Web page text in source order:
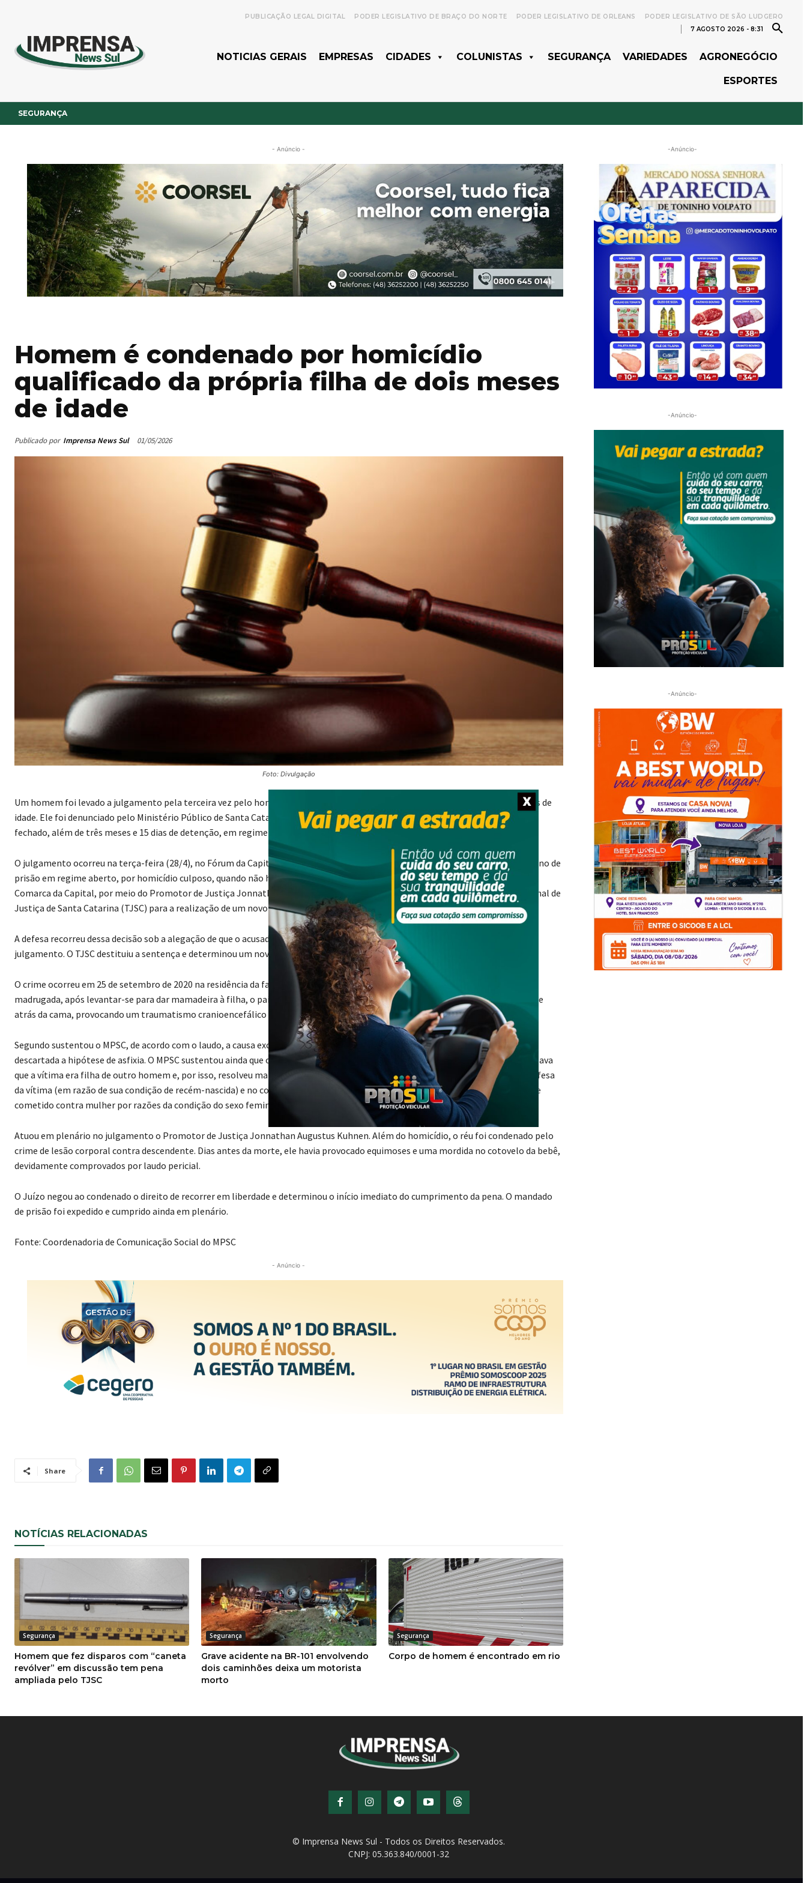
PUBLICAÇÃO LEGAL DIGITAL PODER LEGISLATIVO DE BRAÇO DO NORTE PODER LEGISLATIVO DE ORLEANS
PODER LEGISLATIVO DE SÃO LUDGERO
7 AGOSTO 2026 - 8:31
NOTICIAS GERAIS EMPRESAS CIDADES COLUNISTAS SEGURANÇA VARIEDADES AGRONEGÓCIO
ESPORTES
SEGURANÇA
- Anúncio -
Homem é condenado por homicídio
qualificado da própria filha de dois meses
de idade
Publicado por Imprensa News Sul 01/05/2026
Foto: Divulgação
Um homem foi levado a julgamento pela terceira vez pelo homicídio qualificado da própria filha, uma bebê de apenas dois meses de
idade. Ele foi denunciado pelo Ministério Público de Santa Catarina (MPSC) e condenado agora a 16 anos de reclusão, em regime
fechado, além de três meses e 15 dias de detenção, em regime aberto.
O julgamento ocorreu na terça-feira (28/4), no Fórum da Capital. No primeiro júri, o acusado havia sido condenado a apenas um ano de
prisão em regime aberto, por homicídio culposo, quando não há intenção de matar. Diante disso, a 37ª Promotoria de Justiça da
Comarca da Capital, por meio do Promotor de Justiça Jonnathan Augustus Kuhnen, interpôs recurso, que foi provido pelo Tribunal de
Justiça de Santa Catarina (TJSC) para a realização de um novo julgamento. O réu, então, foi condenado a 14 anos de reclusão.
A defesa recorreu dessa decisão sob a alegação de que o acusado não teria sido devidamente intimado para comparecer ao
julgamento. O TJSC destituiu a sentença e determinou um novo júri, que resultou na condenação agora de 16 anos de reclusão.
O crime ocorreu em 25 de setembro de 2020 na residência da família, em Florianópolis. Conforme a denúncia do MPSC, durante a
madrugada, após levantar-se para dar mamadeira à filha, o pai passou a bater repetidas vezes a cabeça da criança contra a parede
atrás da cama, provocando um traumatismo cranioencefálico que levou à morte da bebê.
Segundo sustentou o MPSC, de acordo com o laudo, a causa exclusiva da morte foi o traumatismo cranioencefálico, ficando
descartada a hipótese de asfixia. O MPSC sustentou ainda que o homicídio foi praticado por motivo torpe, uma vez que o réu pensava
que a vítima era filha de outro homem e, por isso, resolveu matá-la, com emprego de meio cruel, recurso que impossibilitou a defesa
da vítima (em razão de sua condição de recém-nascida) e no contexto de violência doméstica e familiar, por se tratar de um crime
cometido contra mulher por razões da condição do sexo feminino.
Atuou em plenário no julgamento o Promotor de Justiça Jonnathan Augustus Kuhnen. Além do homicídio, o réu foi condenado pelo
crime de lesão corporal contra descendente. Dias antes da morte, ele havia provocado equimoses e uma mordida no cotovelo da bebê,
devidamente comprovados por laudo pericial.
O Juízo negou ao condenado o direito de recorrer em liberdade e determinou o início imediato do cumprimento da pena. O mandado
de prisão foi expedido e cumprido ainda em plenário.
Fonte: Coordenadoria de Comunicação Social do MPSC
- Anúncio -
Share
NOTÍCIAS RELACIONADAS
Segurança
Homem que fez disparos com “caneta
revólver” em discussão tem pena
ampliada pelo TJSC
Segurança
Grave acidente na BR-101 envolvendo
dois caminhões deixa um motorista
morto
Segurança
Corpo de homem é encontrado em rio
-Anúncio-
-Anúncio-
© Imprensa News Sul - Todos os Direitos Reservados.
CNPJ: 05.363.840/0001-32
X